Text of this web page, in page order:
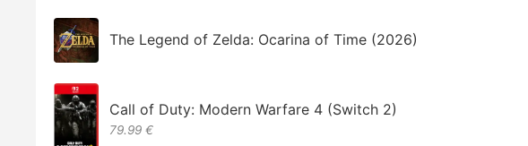
The Legend of Zelda: Ocarina of Time (2026)
Call of Duty: Modern Warfare 4 (Switch 2)
79.99 €